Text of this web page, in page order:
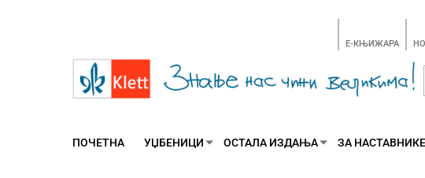
E-КЊИЖАРА
ПОЧЕТНА УЏБЕНИЦИ ОСТАЛА ИЗДАЊА ЗА НАСТАВНИКЕ